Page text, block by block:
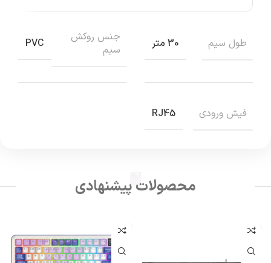
طول سیم 30 متر
جنس روکش
سیم
PVC
فیش ورودی RJ45
محصولات پیشنهادی